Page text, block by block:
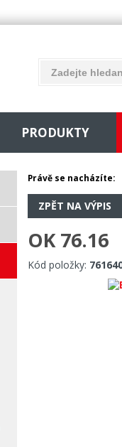
PRODUKTY
Právě se nacházíte:
ZPĚT NA VÝPIS
OK 76.16
Kód položky: